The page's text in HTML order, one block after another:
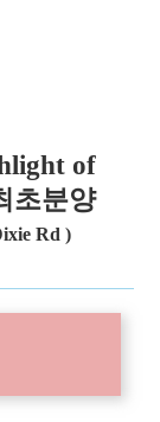
of
초분양
Rd )